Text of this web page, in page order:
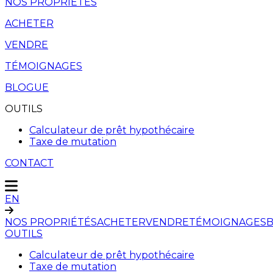
ACHETER
VENDRE
TÉMOIGNAGES
BLOGUE
OUTILS
Calculateur de prêt hypothécaire
Taxe de mutation
CONTACT
EN
NOS PROPRIÉTÉSACHETERVENDRETÉMOIGNAGES
OUTILS
Calculateur de prêt hypothécaire
Taxe de mutation